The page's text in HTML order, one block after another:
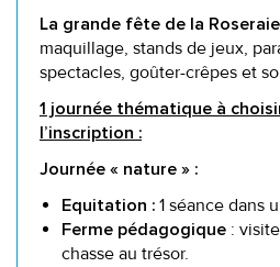
La grande fête de la
maquillage, stands de jeux,
spectacles, goûter-crêpes et
1 journée thématique à
l’inscription :
Journée « nature » :
Equitation : 1 séance dans
Ferme pédagogique :
chasse au trésor.